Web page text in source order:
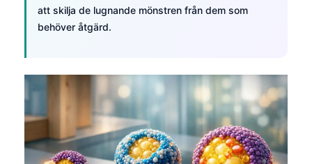
att skilja de lugnande mönstren från dem som
behöver åtgärd.